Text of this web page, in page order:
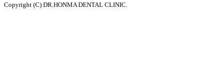
Copyright (C) DR.HONMA DENTAL CLINIC.